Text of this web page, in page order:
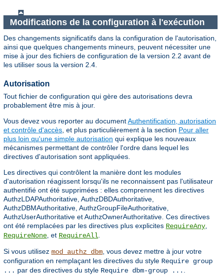
Modifications de la configuration à l'exécution
Des changements significatifs dans la configuration de l'autorisation,
ainsi que quelques changements mineurs, peuvent nécessiter une
mise à jour des fichiers de configuration de la version 2.2 avant de
les utiliser sous la version 2.4.
Autorisation
Tout fichier de configuration qui gère des autorisations devra
probablement être mis à jour.
Vous devez vous reporter au documentAuthentification, autorisation
et contrôle d'accès , et plus particulièrement à la section Pour aller
plus loin qu'une simple autorisation qui explique les nouveaux
mécanismes permettant de contrôler l'ordre dans lequel les
directives d'autorisation sont appliquées.
Les directives qui contrôlent la manière dont les modules
d'autorisation réagissent lorsqu'ils ne reconnaissent pas l'utilisateur
authentifié ont été supprimées : elles comprennent les directives
AuthzLDAPAuthoritative, AuthzDBDAuthoritative,
AuthzDBMAuthoritative, AuthzGroupFileAuthoritative,
AuthzUserAuthoritative et AuthzOwnerAuthoritative. Ces directives
ont été remplacées par les directives plus explicites RequireAny
RequireNone , et RequireAll
Si vous utilisez mod_authz_dbm , vous devez mettre à jour votre
configuration en remplaçant les directives du style Require group
... par des directives du style Require dbm-group ...